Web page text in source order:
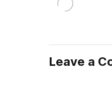
Leave a